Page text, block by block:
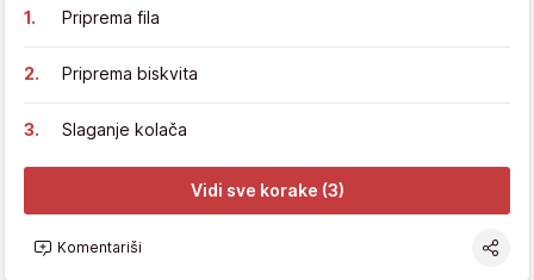
Priprema fila
Priprema biskvita
Slaganje kolača
Vidi sve korake (3)
Komentariši